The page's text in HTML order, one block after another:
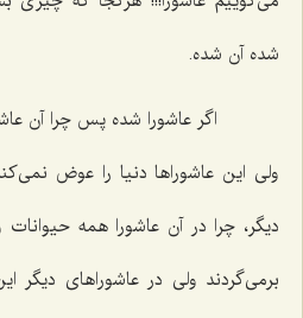
شده آن شده.
اگر عاشورا شده پس چرا آن
ولی این عاشوراها دنیا را عوض
دیگر، چرا در آن عاشورا همه
برمی‌گردند ولی در عاشوراهای دیگر